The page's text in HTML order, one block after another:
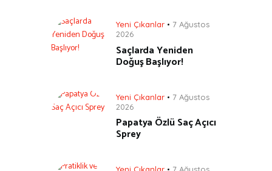
Yeni Çıkanlar
7 Ağustos
2026
Saçlarda Yeniden
Doğuş Başlıyor!
Yeni Çıkanlar
7 Ağustos
2026
Papatya Özlü Saç Açıcı
Sprey